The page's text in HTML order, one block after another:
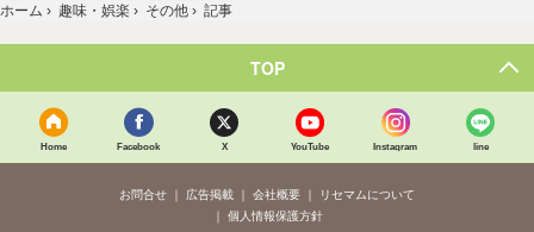
ホーム › 趣味・娯楽 › その他 › 記事
TOP
Home Facebook X YouTube Instagram line
お問合せ 広告掲載 会社概要
リセマムについて
個人情報保護方針